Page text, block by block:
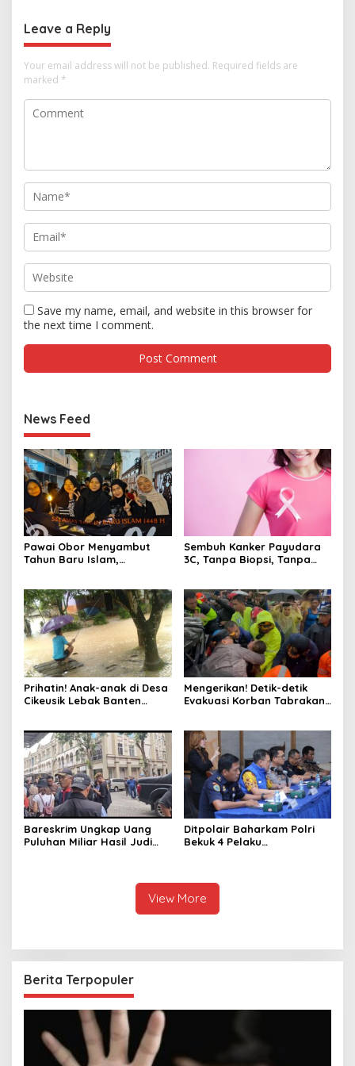
Leave a Reply
Your email address will not be published. Required fields are
marked *
Save my name, email, and website in this browser for
the next time I comment.
News Feed
Pawai Obor Menyambut
Tahun Baru Islam,
Sembuh Kanker Payudara
3C, Tanpa Biopsi, Tanpa
Prihatin! Anak-anak di Desa
Cikeusik Lebak Banten
Mengerikan! Detik-detik
Evakuasi Korban Tabrakan
Bareskrim Ungkap Uang
Puluhan Miliar Hasil Judi
Ditpolair Baharkam Polri
Bekuk 4 Pelaku
View More
Berita Terpopuler